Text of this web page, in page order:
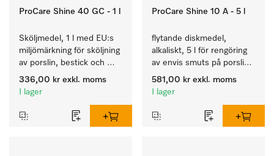
ProCare Shine 40 GC - 1 l
Sköljmedel, 1 l med EU:s
miljömärkning för sköljning
av porslin, bestick och
glas.
336,00 kr exkl. moms
I lager
ProCare Shine 10 A - 5 l
flytande diskmedel,
alkaliskt, 5 l för rengöring
av envis smuts på porslin,
bestick och glas.
581,00 kr exkl. moms
I lager